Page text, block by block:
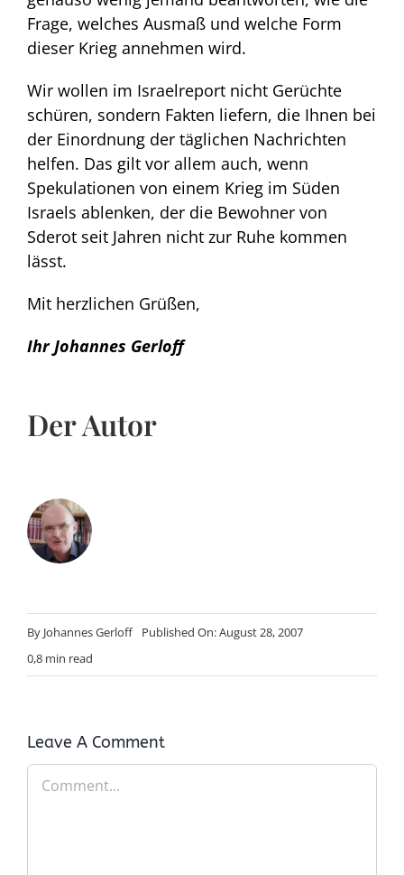
Frage, welches Ausmaß und welche Form
dieser Krieg annehmen wird.
Wir wollen im Israelreport nicht Gerüchte
schüren, sondern Fakten liefern, die Ihnen bei
der Einordnung der täglichen Nachrichten
helfen. Das gilt vor allem auch, wenn
Spekulationen von einem Krieg im Süden
Israels ablenken, der die Bewohner von
Sderot seit Jahren nicht zur Ruhe kommen
lässt.
Mit herzlichen Grüßen,
Ihr Johannes Gerloff
Der Autor
By Johannes Gerloff
Published On: August 28, 2007
0,8 min read
Leave A Comment
Comment